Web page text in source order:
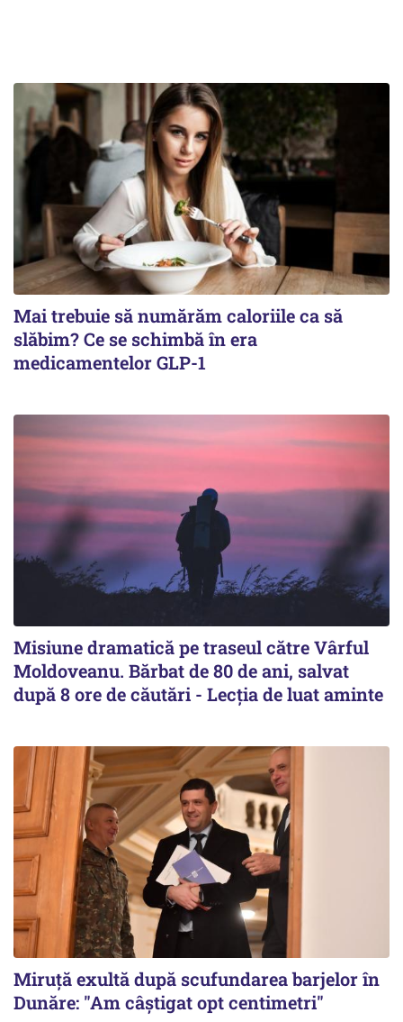
Mai trebuie să numărăm caloriile ca să
slăbim? Ce se schimbă în era
medicamentelor GLP-1
Misiune dramatică pe traseul către Vârful
Moldoveanu. Bărbat de 80 de ani, salvat
după 8 ore de căutări - Lecția de luat aminte
Miruță exultă după scufundarea barjelor în
Dunăre: "Am câștigat opt centimetri"